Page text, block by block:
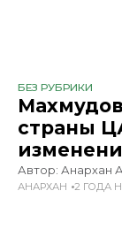
БЕЗ РУБРИКИ
страны
Автор: Анархан
АНАРХАН 2 ГОДА